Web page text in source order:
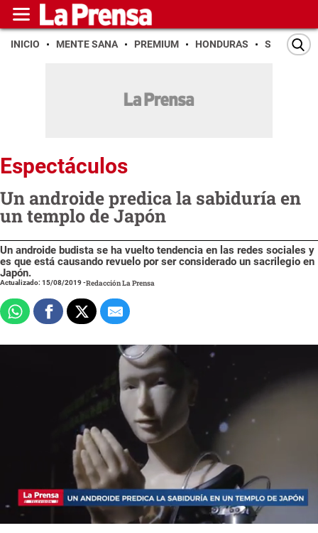
INICIO MENTE SANA PREMIUM HONDURAS SAN PEDRO
Espectáculos
Un androide predica la sabiduría en
un templo de Japón
Un androide budista se ha vuelto tendencia en las redes sociales y
es que está causando revuelo por ser considerado un sacrilegio en
Japón.
Actualizado: 15/08/2019-Redacción La Prensa